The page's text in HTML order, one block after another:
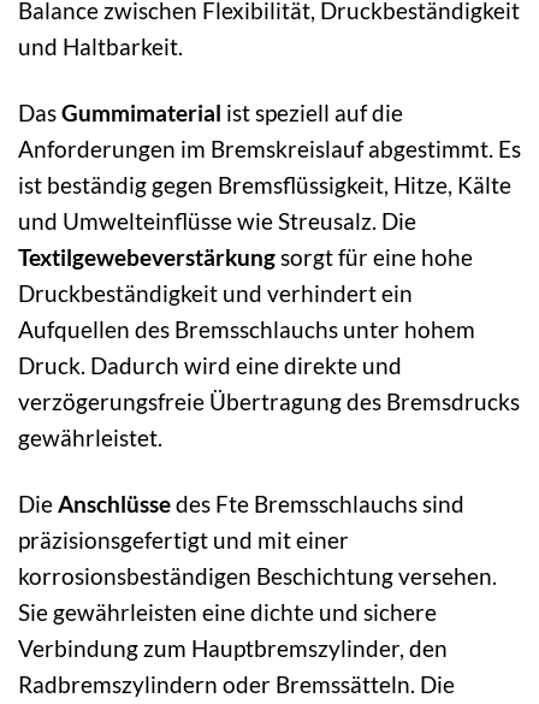
Balance zwischen Flexibilität, Druckbeständigkeit
und Haltbarkeit.
DasGummimaterial ist speziell auf die
Anforderungen im Bremskreislauf abgestimmt. Es
ist beständig gegen Bremsflüssigkeit, Hitze, Kälte
und Umwelteinflüsse wie Streusalz. Die
Textilgewebeverstärkungsorgt für eine hohe
Druckbeständigkeit und verhindert ein
Aufquellen des Bremsschlauchs unter hohem
Druck. Dadurch wird eine direkte und
verzögerungsfreie Übertragung des Bremsdrucks
gewährleistet.
DieAnschlüssedes Fte Bremsschlauchs sind
präzisionsgefertigt und mit einer
korrosionsbeständigen Beschichtung versehen.
Sie gewährleisten eine dichte und sichere
Verbindung zum Hauptbremszylinder, den
Radbremszylindern oder Bremssätteln. Die